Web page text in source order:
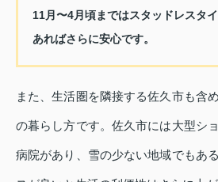
11月〜4月頃まではスタッドレスタ
あればさらに安心です。
また、生活圏を隣接する佐久市も含
の暮らし方です。佐久市には大型シ
病院があり、雪の少ない地域でもあ